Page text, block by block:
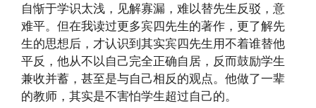
自惭于学识太浅，见解寡漏，难以替先生反驳，意
难平。但在我读过更多宾四先生的著作，更了解先
生的思想后，才认识到其实宾四先生用不着谁替他
平反，他从不以自己完全正确自居，反而鼓励学生
兼收并蓄，甚至是与自己相反的观点。他做了一辈
的教师，其实是不害怕学生超过自己的。